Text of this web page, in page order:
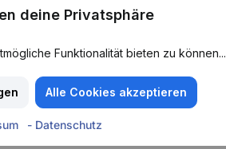
Eigenschaften
Mindestens haltbar bis: 05.12.2027
Nährwerte
deine Privatsphäre
Funktionalität bieten zu können...
Alle Cookies akzeptieren
- Datenschutz